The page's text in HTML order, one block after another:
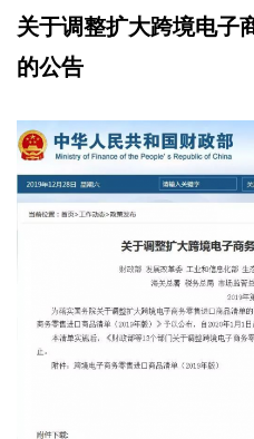
关于调整扩大跨境电子
的公告